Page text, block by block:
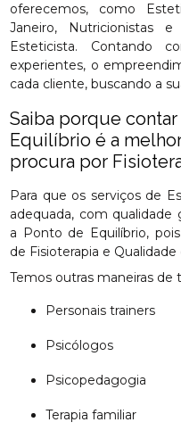
oferecemos, como
Janeiro, Nutricionistas
Esteticista. Contando
experientes, o
cada cliente, buscando a
Saiba porque
Equilíbrio é a
procura por
Para que os serviços de
adequada, com qualidade
a Ponto de Equilíbrio,
de Fisioterapia e Qualidade
Temos outras maneiras de
Personais trainers
Psicólogos
Psicopedagogia
Terapia familiar